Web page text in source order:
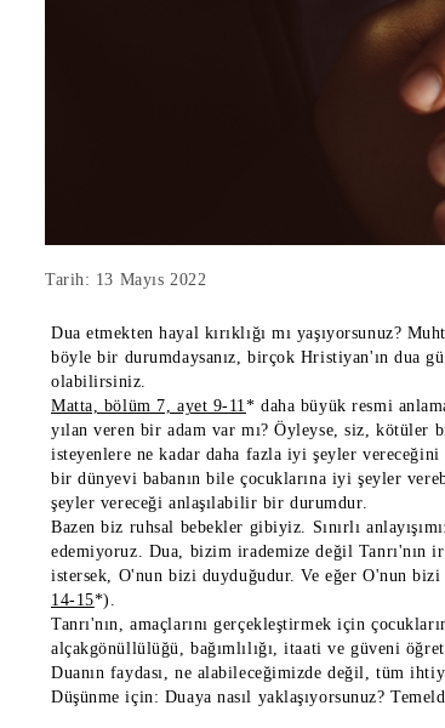
Tarih: 13 Mayıs 2022
Dua etmekten hayal kırıklığı mı yaşıyorsunuz?
böyle bir durumdaysanız, birçok Hristiyan'ın dua
olabilirsiniz.
Matta, bölüm 7, ayet 9-11 * daha büyük resmi
yılan veren bir adam var mı? Öyleyse, siz, kötüler
isteyenlere ne kadar daha fazla iyi şeyler
bir dünyevi babanın bile çocuklarına iyi şeyler
şeyler vereceği anlaşılabilir bir durumdur.
Bazen biz ruhsal bebekler gibiyiz. Sınırlı
edemiyoruz. Dua, bizim irademize değil Tanrı'nın
istersek, O'nun bizi duyduğudur. Ve eğer O'nun
14-15*).
Tanrı'nın, amaçlarını gerçekleştirmek için
alçakgönüllülüğü, bağımlılığı, itaati ve güveni
Duanın faydası, ne alabileceğimizde değil, tüm
Düşünme için: Duaya nasıl yaklaşıyorsunuz?